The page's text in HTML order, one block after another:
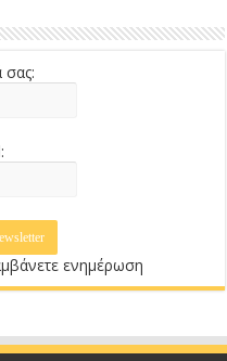
ενημέρωση